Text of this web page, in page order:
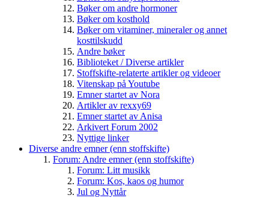
Bøker om andre hormoner
Bøker om kosthold
Bøker om vitaminer, mineraler og annet
kosttilskudd
Andre bøker
Biblioteket / Diverse artikler
Stoffskifte-relaterte artikler og videoer
Vitenskap på Youtube
Emner startet av Nora
Artikler av rexxy69
Emner startet av Anisa
Arkivert Forum 2002
Nyttige linker
Diverse andre emner (enn stoffskifte)
Forum: Andre emner (enn stoffskifte)
Forum: Litt musikk
Forum: Kos, kaos og humor
Jul og Nyttår